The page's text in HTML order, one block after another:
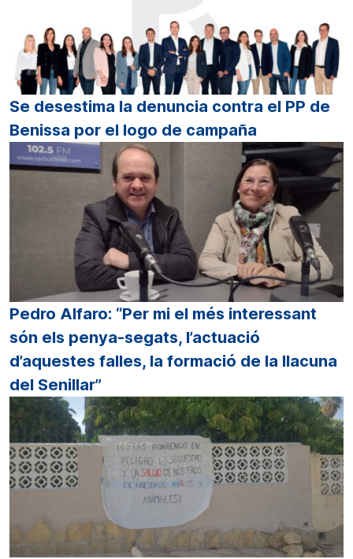
Se desestima la denuncia contra el PP de
Benissa por el logo de campaña
Pedro Alfaro: “Per mi el més interessant
són els penya-segats, l’actuació
d’aquestes falles, la formació de la llacuna
del Senillar”